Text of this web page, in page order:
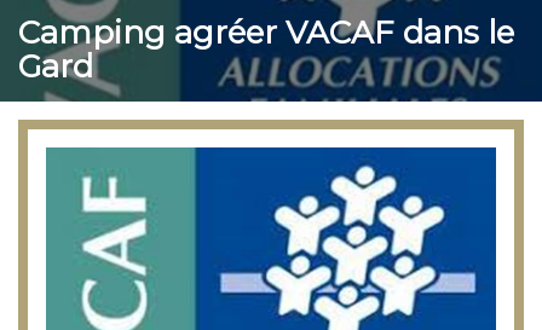
Camping agréer VACAF dans le
Gard